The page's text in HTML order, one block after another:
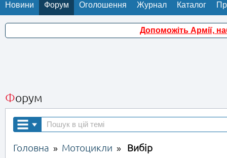
Новини Форум Оголошення Журнал Каталог
Допоможіть Армії,
Форум
Головна » Мотоцикли » Вибір